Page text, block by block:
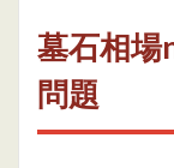
墓石相場
問題